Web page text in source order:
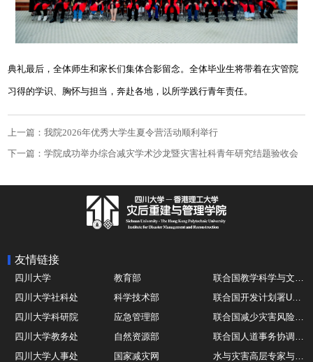
典礼最后，全体师生和家长们集体合影留念。全体毕业生将带着在灾管院
习得的学识、胸怀与担当，奔赴各地，以所学践行青年责任。
上一篇：我院2026年优秀大学生夏令营活动顺利举行
下一篇：学院成功举办综合减灾学术沙龙暨灾害社科青年研究结题验收会
友情链接
四川大学 教育部
四川大学社科处
科学技术部
联合国开发计划署UNDP
四川大学科研院
应急管理部
联合国减少灾害风险办公室UNDRR
四川大学教务处
自然资源部
四川大学人事处
国家减灾网 水与灾害高层专家与领导组 HELP